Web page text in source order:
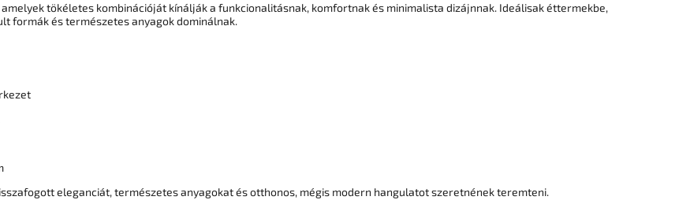
tökéletes kombinációját kínálják a funkcionalitásnak, komfortnak és minimalista dizájnnak. Ideálisak éttermekbe,
formák és természetes anyagok dominálnak.
eleganciát, természetes anyagokat és otthonos, mégis modern hangulatot szeretnének teremteni.